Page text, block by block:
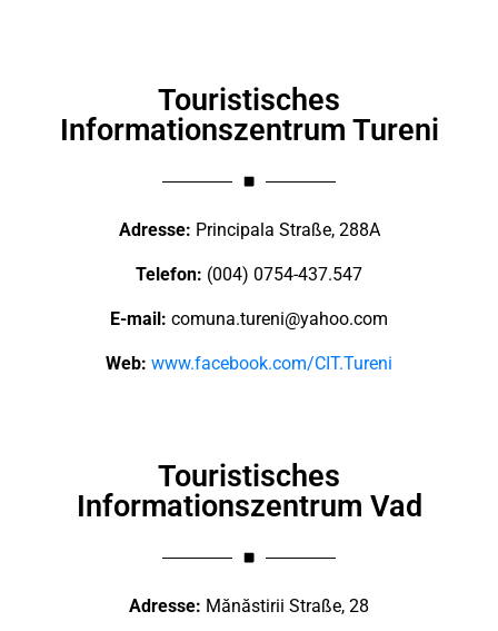
Touristisches
Informationszentrum Tureni
Adresse: Principala Straße, 288A
Telefon: (004) 0754-437.547
E-mail: comuna.tureni@yahoo.com
Web: www.facebook.com/CIT.Tureni
Touristisches
Informationszentrum Vad
Adresse: Mănăstirii Straße, 28